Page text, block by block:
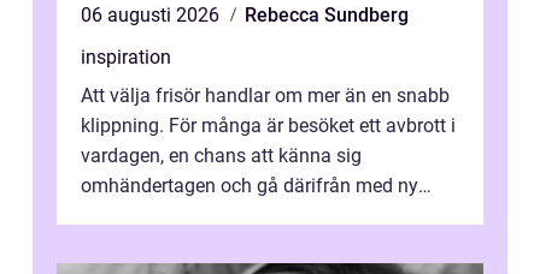
06 augusti 2026
Rebecca Sundberg
inspiration
Att välja frisör handlar om mer än en snabb
klippning. För många är besöket ett avbrott i
vardagen, en chans att känna sig
omhändertagen och gå därifrån med ny